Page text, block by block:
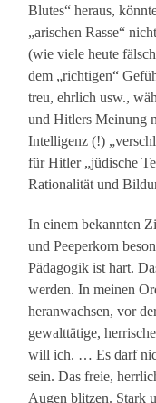
Blutes“ heraus,
„arischen Rasse“
(wie viele heute
dem „richtigen“
treu, ehrlich usw.,
und Hitlers Meinung
Intelligenz (!)
für Hitler „jüdische
Rationalität und
In einem bekannten
und Peeperkorn
Pädagogik ist hart.
werden. In meinen
heranwachsen, vor
gewalttätige,
will ich. … Es darf
sein. Das freie,
Augen blitzen. Stark